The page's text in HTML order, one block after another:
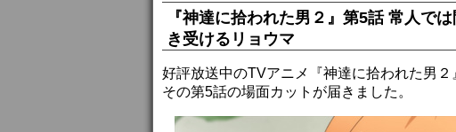
『神達に拾われた男２』第5話 常人で
き受けるリョウマ
好評放送中のTVアニメ『神達に拾われた男２
その第5話の場面カットが届きました。